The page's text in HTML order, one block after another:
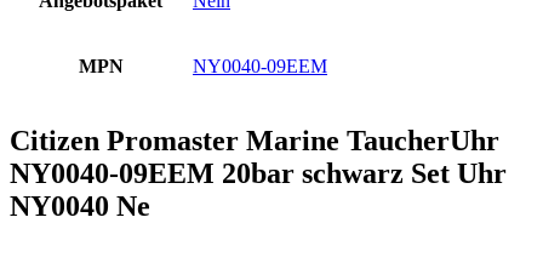
MPN NY0040-09EEM
Citizen Promaster Marine TaucherUhr
NY0040-09EEM 20bar schwarz Set Uhr
NY0040 Ne